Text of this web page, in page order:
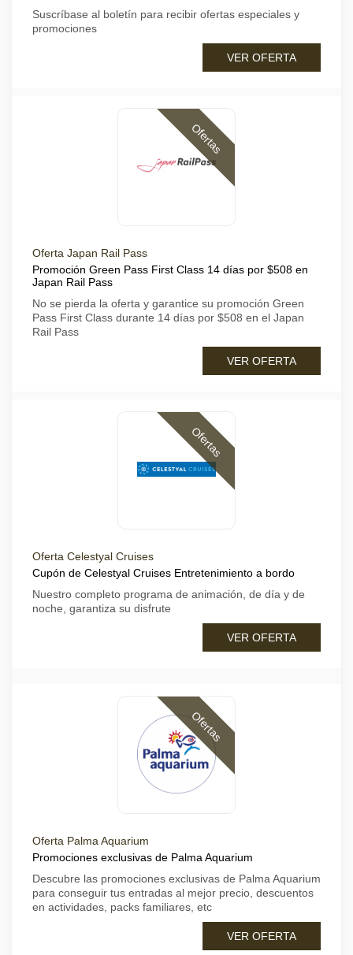
Suscríbase al boletín para recibir ofertas especiales y
promociones
VER OFERTA
Ofertas
Oferta Japan Rail Pass
Promoción Green Pass First Class 14 días por $508 en
Japan Rail Pass
No se pierda la oferta y garantice su promoción Green
Pass First Class durante 14 días por $508 en el Japan
Rail Pass
VER OFERTA
Ofertas
Oferta Celestyal Cruises
Cupón de Celestyal Cruises Entretenimiento a bordo
Nuestro completo programa de animación, de día y de
noche, garantiza su disfrute
VER OFERTA
Ofertas
Oferta Palma Aquarium
Promociones exclusivas de Palma Aquarium
Descubre las promociones exclusivas de Palma Aquarium
para conseguir tus entradas al mejor precio, descuentos
en actividades, packs familiares, etc
VER OFERTA